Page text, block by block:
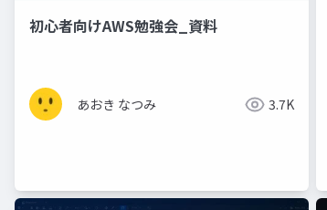
初心者向けAWS勉強会_資料
あおき なつみ 3.7K